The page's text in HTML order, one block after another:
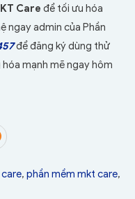
Care để tối ưu hóa
ngay admin của Phần
để đăng ký dùng thử
mạnh mẽ ngay hôm
, phần mềm mkt care,